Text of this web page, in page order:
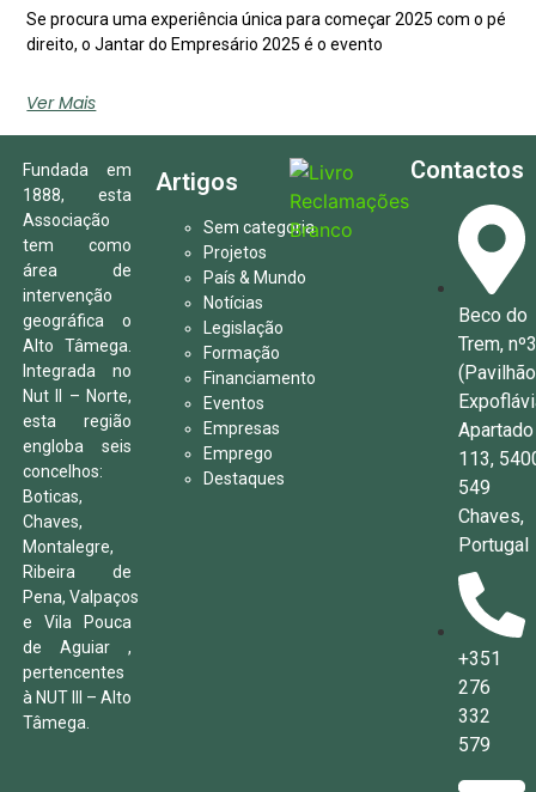
Se procura uma experiência única para começar 2025 com o pé
direito, o Jantar do Empresário 2025 é o evento
Ver Mais
Fundada em
1888, esta
Associação
tem como
área de
intervenção
geográfica o
Alto Tâmega.
Integrada no
Nut II – Norte,
esta região
engloba seis
concelhos:
Boticas,
Chaves,
Montalegre,
Ribeira de
Pena, Valpaços
e Vila Pouca
de Aguiar ,
pertencentes
à NUT III – Alto
Tâmega.
Artigos
Sem categoria
Projetos
País & Mundo
Notícias
Legislação
Formação
Financiamento
Eventos
Empresas
Emprego
Destaques
Contactos
Beco do
Trem,
(Pavilhão
Apartado
113,
549
Chaves,
Portugal
+351
276
332
579